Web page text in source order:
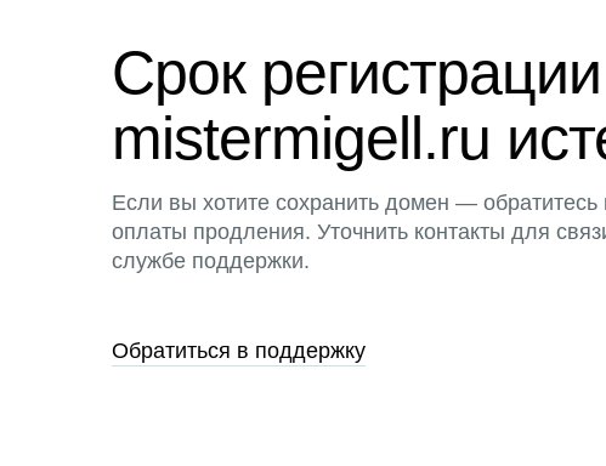
Срок
mistermigell.ru
Если вы хотите сохранить домен — обратитесь
оплаты продления. Уточнить контакты для
службе поддержки.
Обратиться в поддержку